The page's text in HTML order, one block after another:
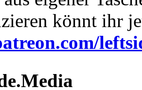
könnt ihr